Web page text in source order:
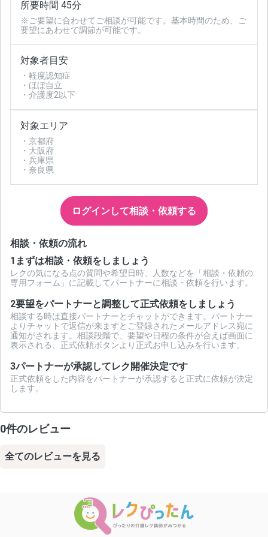
所要時間 45分
※ご要望に合わせてご相談が可能です。基本時間のため、ご
要望にあわせて調節が可能です。
対象者目安
・軽度認知症
・ほぼ自立
・介護度2以下
対象エリア
・京都府
・大阪府
・兵庫県
・奈良県
ログインして相談・依頼する
相談・依頼の流れ
1 まずは相談・依頼をしましょう
レクの気になる点の質問や希望日時、人数などを「相談・依頼の
専用フォーム」に記載してパートナーに相談・依頼を行います。
2要望をパートナーと調整して正式依頼をしましょう
相談する時は直接パートナーとチャットができます。パートナー
よりチャットで返信が来ますとご登録されたメールアドレス宛に
通知がされます。相談段階で、要望や日程の条件が合えば画面に
表示される、正式依頼ボタンより正式お申し込みを行います。
3パートナーが承認してレク開催決定です
正式依頼をした内容をパートナーが承認すると正式に依頼が決定
します。
0件のレビュー
全てのレビューを見る